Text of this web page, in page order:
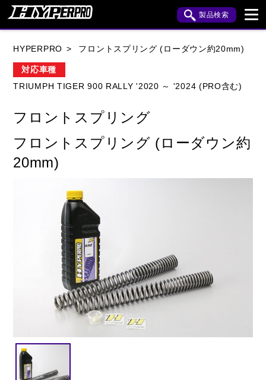
製品検索
BUELL
KTM
MV AGUSTA
TRIUMPH
閉じる
HYPERPRO フロントスプリング (ローダウン約20mm)
対応車種
TRIUMPH TIGER 900 RALLY '2020 ～ '2024 (PRO含む)
フロントスプリング
フロントスプリング (ローダウン約
20mm)